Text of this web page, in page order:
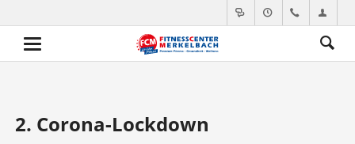
2. Corona-Lockdown